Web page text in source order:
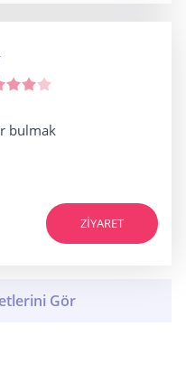
bulmak
ZIYARET